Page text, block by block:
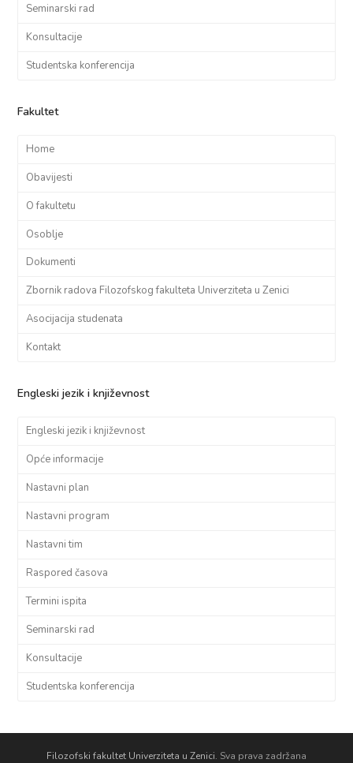
Seminarski rad
Konsultacije
Studentska konferencija
Fakultet
Home
Obavijesti
O fakultetu
Osoblje
Dokumenti
Zbornik radova Filozofskog fakulteta Univerziteta u Zenici
Asocijacija studenata
Kontakt
Engleski jezik i književnost
Engleski jezik i književnost
Opće informacije
Nastavni plan
Nastavni program
Nastavni tim
Raspored časova
Termini ispita
Seminarski rad
Konsultacije
Studentska konferencija
Filozofski fakultet Univerziteta u Zenici. Sva prava zadržana